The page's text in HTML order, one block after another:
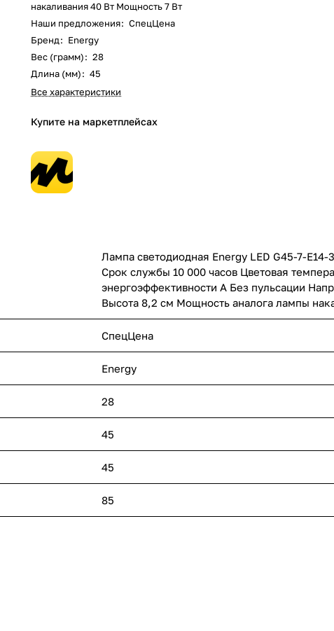
накаливания 40 Вт Мощность 7 Вт
Наши предложения: СпецЦена
Бренд: Energy
Вес (грамм): 28
Длина (мм): 45
Все характеристики
Купите на маркетплейсах
Лампа светодиодная Energy LED G45-7-
Срок службы 10 000 часов Цветовая
энергоэффективности А Без пульсации
Высота 8,2 см Мощность аналога лампы
СпецЦена
Energy
28
45
45
85